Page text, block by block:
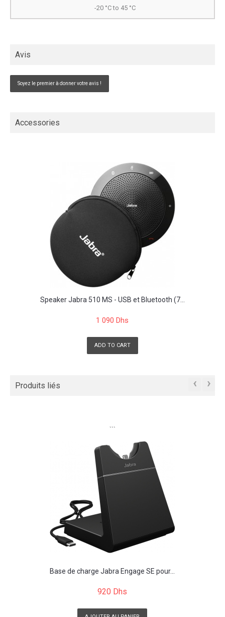
-20 °C to 45 °C
Avis
Soyez le premier à donner votre avis !
Accessories
Speaker Jabra 510 MS - USB et Bluetooth (7...
1 090 Dhs
ADD TO CART
Produits liés ‹ ›
```
Base de charge Jabra Engage SE pour...
920 Dhs